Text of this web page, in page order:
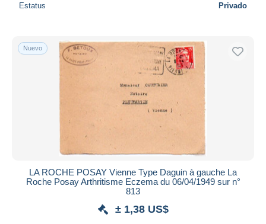
Estatus Privado
Nuevo
LA ROCHE POSAY Vienne Type Daguin à gauche La
Roche Posay Arthritisme Eczema du 06/04/1949 sur n°
813
± 1,38 US$